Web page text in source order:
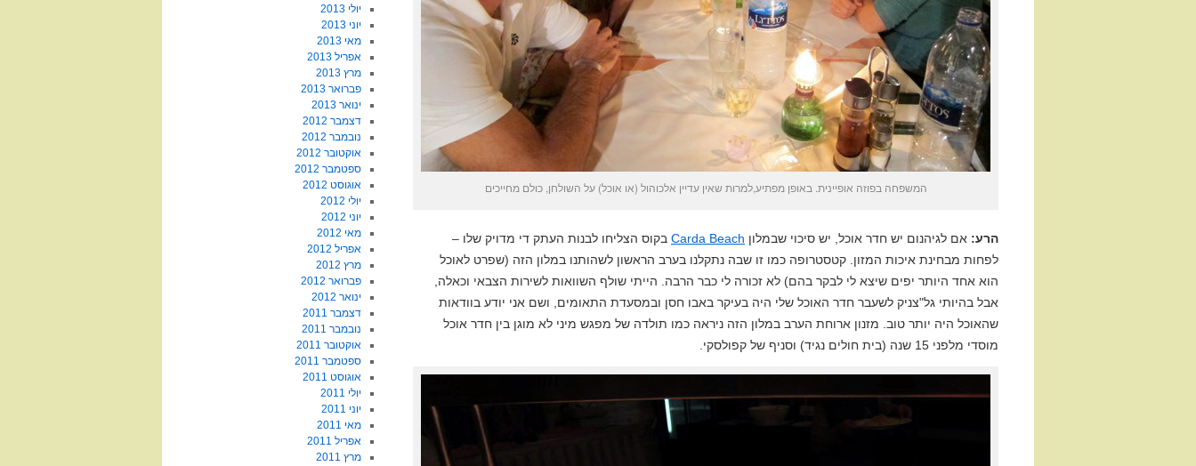
המשפחה בפוזה אופיינית. באופן מפתיע,למרות שאין עדיין אלכוהול (או אוכל) על השולחן, כולם מחייכים
הרע: אם לגיהנום יש חדר אוכל, יש סיכוי שבמלון Carda Beach בקוס הצליחו לבנות העתק די מדויק שלו –
לפחות מבחינת איכות המזון. קטסטרופה כמו זו שבה נתקלנו בערב הראשון לשהותנו במלון הזה (שפרט לאוכל
הוא אחד היותר יפים שיצא לי לבקר בהם) לא זכורה לי כבר הרבה. הייתי שולף השוואות לשירות הצבאי וכאלה,
אבל בהיותי גל"צניק לשעבר חדר האוכל שלי היה בעיקר באבו חסן ובמסעדת התאומים, ושם אני יודע בוודאות
שהאוכל היה יותר טוב. מזנון ארוחת הערב במלון הזה ניראה כמו תולדה של מפגש מיני לא מוגן בין חדר אוכל
מוסדי מלפני 15 שנה (בית חולים נגיד) וסניף של קפולסקי.
יולי 2013
יוני 2013
מאי 2013
אפריל 2013
מרץ 2013
פברואר 2013
ינואר 2013
דצמבר 2012
נובמבר 2012
אוקטובר 2012
ספטמבר 2012
אוגוסט 2012
יולי 2012
יוני 2012
מאי 2012
אפריל 2012
מרץ 2012
פברואר 2012
ינואר 2012
דצמבר 2011
נובמבר 2011
אוקטובר 2011
ספטמבר 2011
אוגוסט 2011
יולי 2011
יוני 2011
מאי 2011
אפריל 2011
מרץ 2011